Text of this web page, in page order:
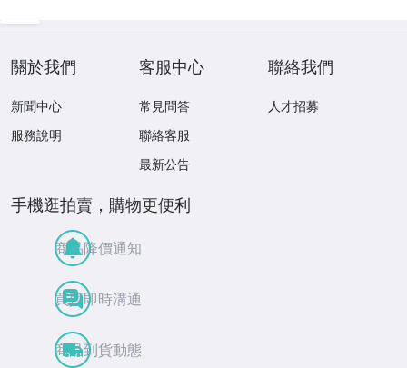
關於我們
新聞中心
服務說明
客服中心
常見問答
聯絡客服
最新公告
聯絡我們
人才招募
手機逛拍賣，購物更便利
商品降價通知
買賣即時溝通
商品到貨動態